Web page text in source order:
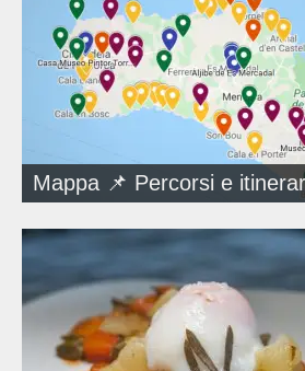
Mappa 📌 Percorsi e